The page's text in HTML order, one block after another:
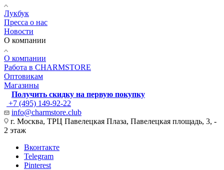
Лукбук
Пресса о нас
Новости
О компании
О компании
Работа в CHARMSTORE
Оптовикам
Магазины
Получить скидку на первую покупку
+7 (495) 149-92-22
info@charmstore.club
г. Москва, ТРЦ Павелецкая Плаза, Павелецкая площадь, 3, -
2 этаж
Вконтакте
Telegram
Pinterest